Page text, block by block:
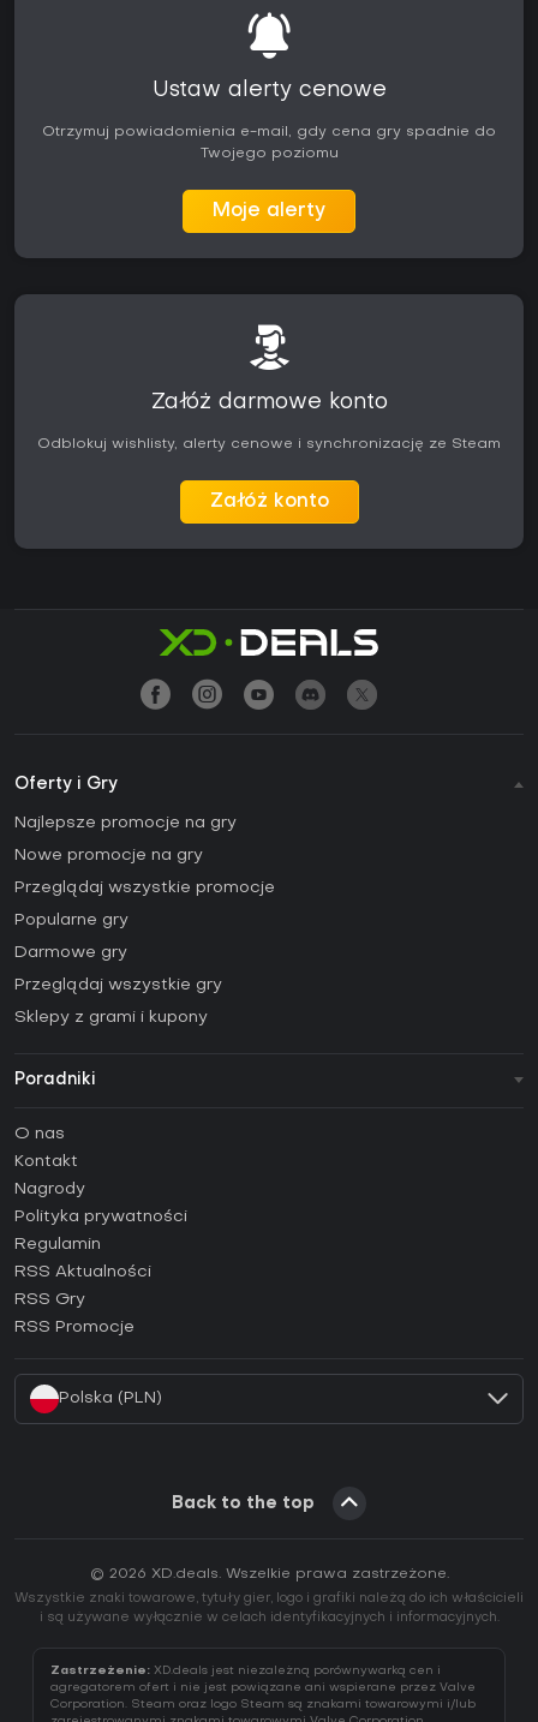
Ustaw alerty cenowe
Otrzymuj powiadomienia e-mail, gdy cena gry spadnie do
Twojego poziomu
Moje alerty
Załóż darmowe konto
Odblokuj wishlisty, alerty cenowe i synchronizację ze Steam
Załóż konto
Oferty i Gry
Najlepsze promocje na gry
Nowe promocje na gry
Przeglądaj wszystkie promocje
Popularne gry
Darmowe gry
Przeglądaj wszystkie gry
Sklepy z grami i kupony
Poradniki
Poradniki
Jak aktywować klucz Steam (CD Key)?
Jak aktywować klucz Epic Games (CD Key)?
Jak aktywować klucz GOG (CD Key)?
Jak aktywować klucz Ubisoft Connect (CD Key)?
Jak aktywować klucz EA App (CD Key)?
O nas
Kontakt
Nagrody
Polityka prywatności
Regulamin
RSS Aktualności
RSS Gry
RSS Promocje
Polska (PLN)
Back to the top
© 2026 XD.deals. Wszelkie prawa zastrzeżone.
Wszystkie znaki towarowe, tytuły gier, logo i grafiki należą do ich właścicieli
i są używane wyłącznie w celach identyfikacyjnych i informacyjnych.
Zastrzeżenie: XD.deals jest niezależną porównywarką cen i
agregatorem ofert i nie jest powiązane ani wspierane przez Valve
Corporation. Steam oraz logo Steam są znakami towarowymi i/lub